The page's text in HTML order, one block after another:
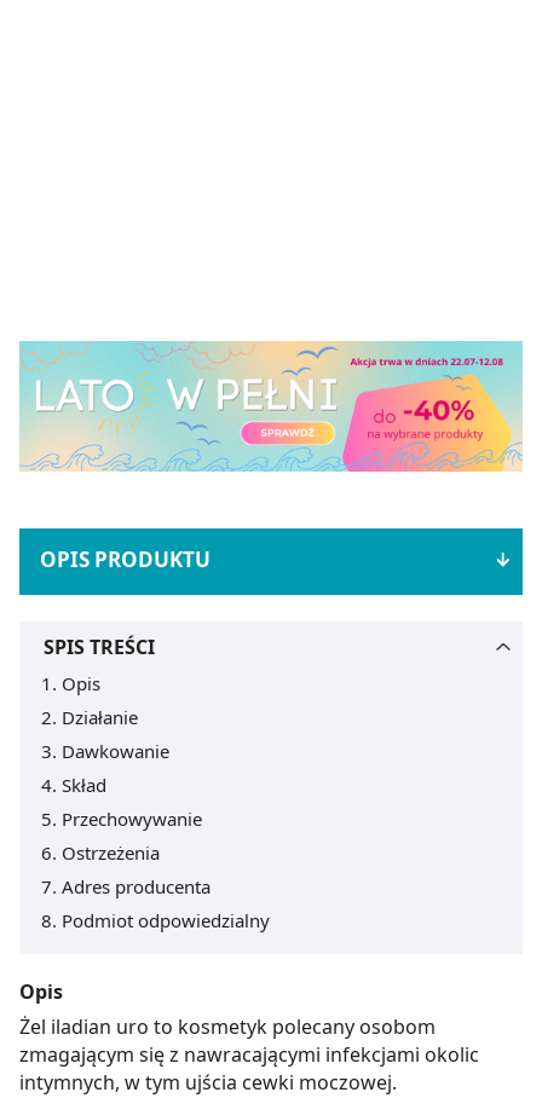
OPIS PRODUKTU
SPIS TREŚCI
Opis
Działanie
Dawkowanie
Skład
Przechowywanie
Ostrzeżenia
Adres producenta
Podmiot odpowiedzialny
Opis
Żel iladian uro to kosmetyk polecany osobom
zmagającym się z nawracającymi infekcjami okolic
intymnych, w tym ujścia cewki moczowej.